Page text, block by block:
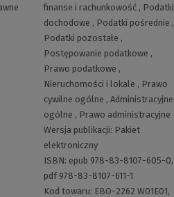
finanse i rachunkowość, Podatki
dochodowe , Podatki pośrednie ,
Podatki pozostałe ,
Postępowanie podatkowe ,
Prawo podatkowe ,
Nieruchomości i lokale , Prawo
cywilne ogólne , Administracyjne
ogólne , Prawo administracyjne
Wersja publikacji: Pakiet
elektroniczny
ISBN: epub 978-83-8107-605-0,
pdf 978-83-8107-611-1
Kod towaru: EBO-2262 W01E01,